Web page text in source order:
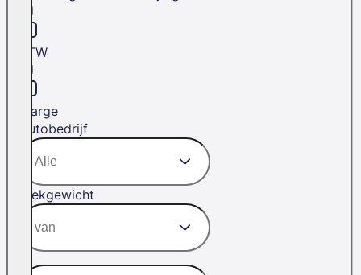
BTW
Marge
Autobedrijf
Trekgewicht